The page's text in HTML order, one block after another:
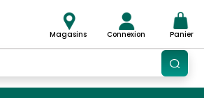
Magasins Connexion Panier